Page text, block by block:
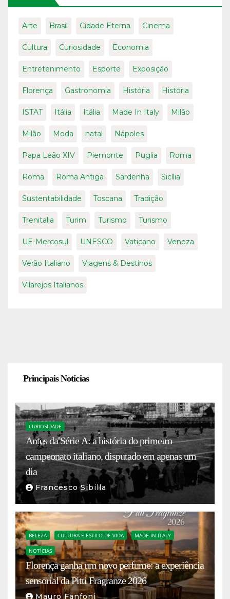
Arte Brasil Cidade Eterna Cinema
Cultura Curiosidade Economia
Entretenimento Esporte Exposição
Florença Gastronomia História História
ISTAT Itália Itália Made In Italy Milão
Milão Moda natal Nápoles
Papa Leão XIV Piemonte Puglia Roma
Roma Roma Antiga Sardenha Sicília
Sustentabilidade Toscana Tradição
Trenitalia Turim Turismo Turismo
UE-Mercosul UNESCO Vaticano Veneza
Verão Italiano Viagens & Destinos
Vilarejos Italianos
Principais Notícias
CURIOSIDADE
Antes da Série A: a história do primeiro
campeonato italiano, disputado em apenas um
dia
Francesco Sibilla
BELEZA CULTURA E ESTILO DE VIDA MADE IN ITALY
NOTÍCIAS
Florença ganha um novo perfume: a experiência
sensorial da Pitti Fragranze 2026
Mauro Fanfoni